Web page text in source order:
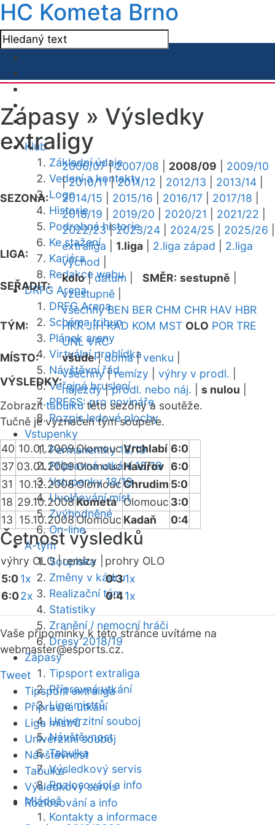
HC Kometa Brno
Klub
Základní údaje
Vedení a kontakty
Logo
Historie
Podrobná historie
Ke stažení
Kariéra
Redakce webu
DRFG Arena
DRFG Arena
Schéma tribun
Plánek areny
Virtuální prohlídka
Návštěvní řád
Veřejné bruslení
PRESS: pro novináře
Rozpis ledové plochy
Vstupenky
Permanentky 18/19
Přípravná utkání 18/19
Vstupenky 18/19
Uvolňování míst
Zvýhodněné
On-line
A-tým
Soupiska
Změny v kádru
Realizační tým
Statistiky
Zranění / nemocní hráči
Dresy 2018/19
Zápasy
Tipsport extraliga
Přípravná utkání
Liga mistrů
Univerzitní souboj
Návštěvnost
Tabulka
Výsledkový servis
Rozlosování a info
Mládež
Kontakty a informace
Zápasy » Výsledky
extraligy
SEZONA:
2006/07|2007/08 2008/09
2009/10
|2010/11|2011/12 2012/13 2013/14
2014/15
2015/16 2016/17 2017/18
2018/19
2019/20 2020/21 2021/22
2022/23|2023/24 2024/25 2025/26
LIGA:
extraliga 1.liga 2.liga západ
2.liga
východ
SEŘADIT:
kolo|datum SMĚR: sestupně
vzestupně
TÝM:
všechny BEN BER CHM CHR HAV HBR
HKR JIH KAD KOM MST OLO POR TRE
UNL VRC
MÍSTO:
všude|doma|venku
VÝSLEDKY:
všechny|remízy výhry v prodl.
nájezdy|prodl. nebo náj. s nulou
Zobrazittabulkutéto sezóny a soutěže.
Tučně je vyznačen tým soupeře.
40 10.01.2009OlomoucVrchlabí 6:0
37 03.01.2009OlomoucHavířov 6:0
31
10.12.2008OlomoucChrudim 5:0
18 29.10.2008Kometa Olomouc 3:0
13 15.10.2008Olomouc Kadaň 0:4
Četnost výsledků
výhry OLO |remízy |
prohry OLO
5:01x
6:02x
0:31x
0:41x
Vaše připomínky k této stránce uvítáme na
webmaster@esports.cz.
Tweet
Tipsport extraliga
Přípravná utkání
Liga mistrů
Univerzitní souboj
Návštěvnost
Tabulka
Výsledkový servis
Rozlosování a info